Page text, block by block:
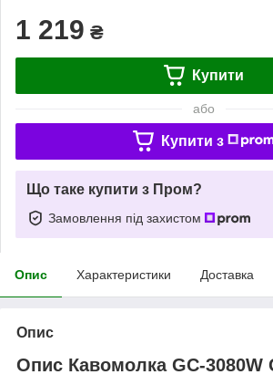
1 219 ₴
Купити
або
Купити з
Що таке купити з Пром?
Замовлення під захистом
Опис Характеристики Доставка
Опис
Опис Кавомолка GС-3080W